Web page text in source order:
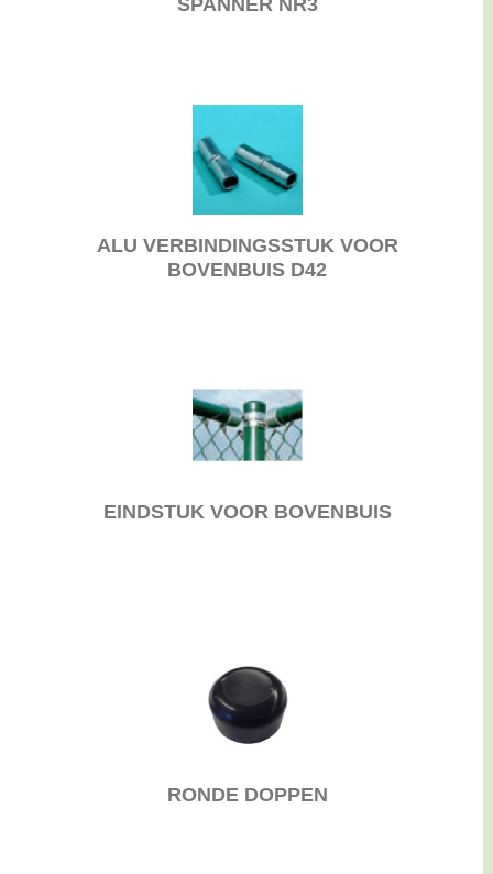
ALU VERBINDINGSSTUK VOOR
BOVENBUIS D42
EINDSTUK VOOR BOVENBUIS
RONDE DOPPEN